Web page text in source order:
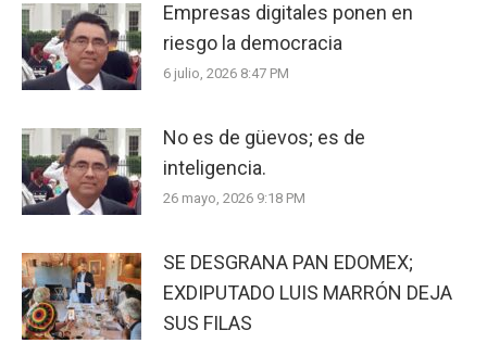
Empresas digitales ponen en
riesgo la democracia
6 julio, 2026 8:47 PM
No es de güevos; es de
inteligencia.
26 mayo, 2026 9:18 PM
SE DESGRANA PAN EDOMEX;
EXDIPUTADO LUIS MARRÓN DEJA
SUS FILAS